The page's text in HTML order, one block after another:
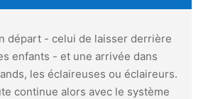
départ - celui de laisser derrière
enfants - et une arrivée dans
les éclaireuses ou éclaireurs.
continue alors avec le système